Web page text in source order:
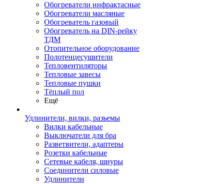
Обогреватели инфрактасные
Обогреватели масляные
Обогреватель газовый
Обогреватель на DIN-рейку
ТДМ
Отопительное оборудование
Полотенцесушители
Тепловентиляторы
Тепловые завесы
Тепловые пушки
Тёплый пол
Ещё
Удлинители, вилки, разьемы
Вилки кабельные
Выключатели для бра
Разветвители, адаптеры
Розетки кабельные
Сетевые кабеля, шнуры
Соединители силовые
Удлинители